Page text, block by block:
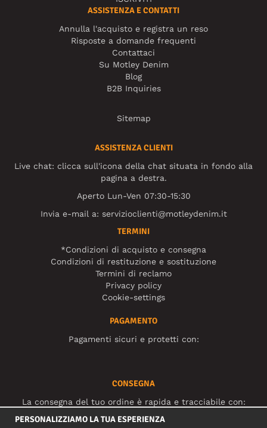
ASSISTENZA E CONTATTI
Annulla l'acquisto e registra un reso
Risposte a domande frequenti
Contattaci
Su Motley Denim
Blog
B2B Inquiries
Sitemap
ASSISTENZA CLIENTI
Live chat: clicca sull'icona della chat situata in fondo alla
pagina a destra.
Aperto Lun-Ven 07:30-15:30
Invia e-mail a: servizioclienti@motleydenim.it
TERMINI
*Condizioni di acquisto e consegna
Condizioni di restituzione e sostituzione
Termini di reclamo
Privacy policy
Cookie-settings
PAGAMENTO
Pagamenti sicuri e protetti con:
CONSEGNA
La consegna del tuo ordine è rapida e tracciabile con:
PERSONALIZZIAMO LA TUA ESPERIENZA